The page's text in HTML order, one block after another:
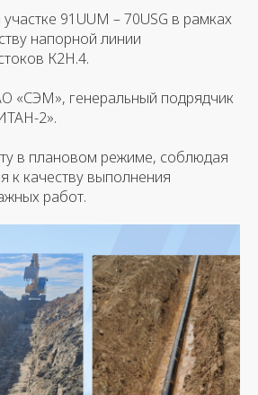
91UUM – 70USG в рамках
напорной линии
К2Н.4.
«СЭМ», генеральный подрядчик
2».
в плановом режиме, соблюдая
к качеству выполнения
работ.